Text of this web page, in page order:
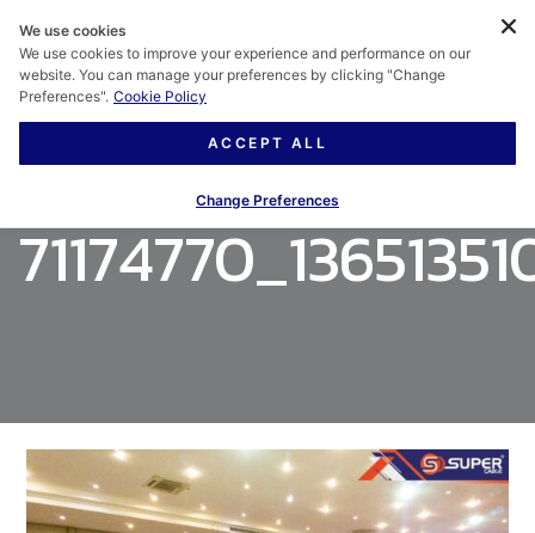
We use cookies
We use cookies to improve your experience and performance on our
website. You can manage your preferences by clicking "Change
Preferences". Cookie Policy
ACCEPT ALL
Change Preferences